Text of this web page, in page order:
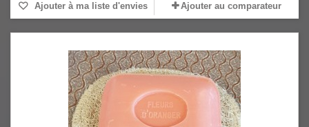
Ajouter à ma liste d'envies Ajouter au comparateur